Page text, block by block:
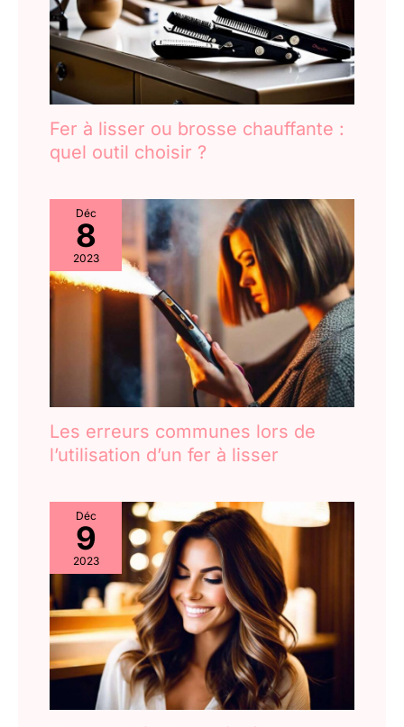
Fer à lisser ou brosse chauffante :
quel outil choisir ?
Déc
8
2023
Les erreurs communes lors de
l’utilisation d’un fer à lisser
Déc
9
2023